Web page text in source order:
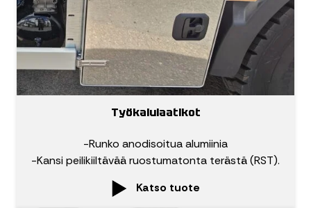
Työkalulaatikot
-Runko anodisoitua alumiinia
-Kansi peilikiiltävää ruostumatonta terästä (RST).
Katso tuote